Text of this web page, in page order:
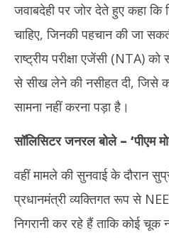
नीट पेपर लीक मामला : सुप्रीम कोर्ट ने
को UPSC से सीख लेने की नसीहत
May
29,
2026
जवाबदेही पर जोर देते हुए कहा कि
चाहिए, जिनकी पहचान की जा
राष्ट्रीय परीक्षा एजेंसी (NTA)
से सीख लेने की नसीहत दी, जिसे
सामना नहीं करना पड़ा है।
सॉलिसिटर जनरल बोले – ‘पीएम
वहीं मामले की सुनवाई के दौरान
प्रधानमंत्री व्यक्तिगत रूप से
निगरानी कर रहे हैं ताकि कोई